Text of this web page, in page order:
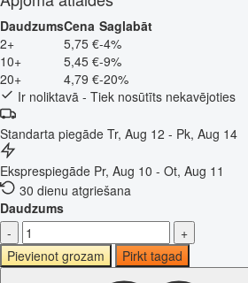
DaudzumsCena Saglabāt
2+
5,75 €-4%
10+
5,45 €-9%
20+
4,79 €-20%
Ir noliktavā - Tiek nosūtīts nekavējoties
Standarta piegāde Tr, Aug 12 - Pk, Aug 14
Eksprespiegāde Pr, Aug 10 - Ot, Aug 11
30 dienu atgriešana
Daudzums
-
+
Pievienot grozam
Pirkt tagad